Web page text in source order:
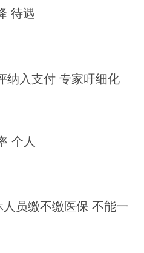
待遇
纳入支付 专家吁细化
个人
员缴不缴医保 不能一